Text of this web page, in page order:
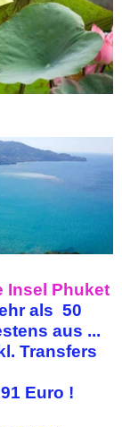
Insel Phuket
als 50
aus ...
Transfers
Euro !